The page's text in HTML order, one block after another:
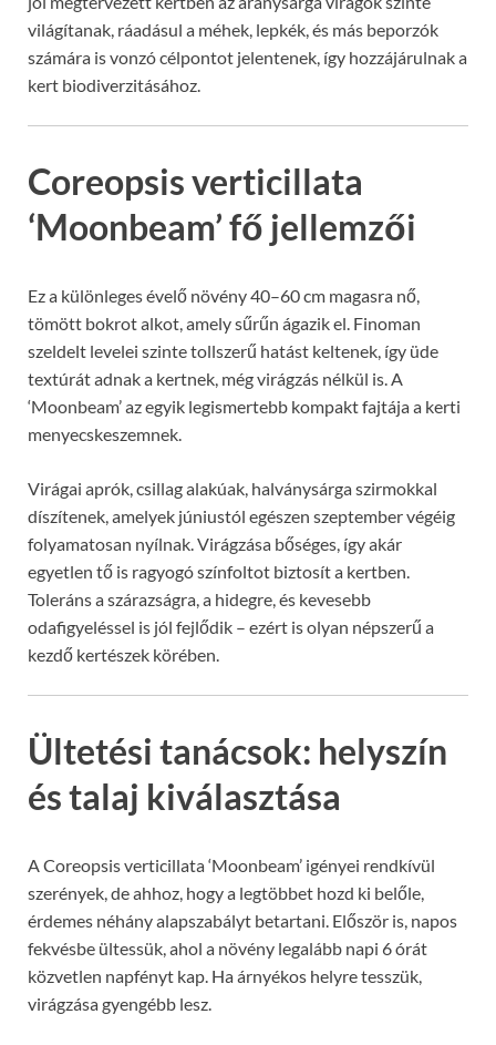
világítanak, ráadásul a méhek, lepkék, és más beporzók
számára is vonzó célpontot jelentenek, így hozzájárulnak a
kert biodiverzitásához.
Coreopsis verticillata
‘Moonbeam’ fő jellemzői
Ez a különleges évelő növény 40–60 cm magasra nő,
tömött bokrot alkot, amely sűrűn ágazik el. Finoman
szeldelt levelei szinte tollszerű hatást keltenek, így üde
textúrát adnak a kertnek, még virágzás nélkül is. A
‘Moonbeam’ az egyik legismertebb kompakt fajtája a kerti
menyecskeszemnek.
Virágai aprók, csillag alakúak, halványsárga szirmokkal
díszítenek, amelyek júniustól egészen szeptember végéig
folyamatosan nyílnak. Virágzása bőséges, így akár
egyetlen tő is ragyogó színfoltot biztosít a kertben.
Toleráns a szárazságra, a hidegre, és kevesebb
odafigyeléssel is jól fejlődik – ezért is olyan népszerű a
kezdő kertészek körében.
Ültetési tanácsok: helyszín
és talaj kiválasztása
A Coreopsis verticillata ‘Moonbeam’ igényei rendkívül
szerények, de ahhoz, hogy a legtöbbet hozd ki belőle,
érdemes néhány alapszabályt betartani. Először is, napos
fekvésbe ültessük, ahol a növény legalább napi 6 órát
közvetlen napfényt kap. Ha árnyékos helyre tesszük,
virágzása gyengébb lesz.